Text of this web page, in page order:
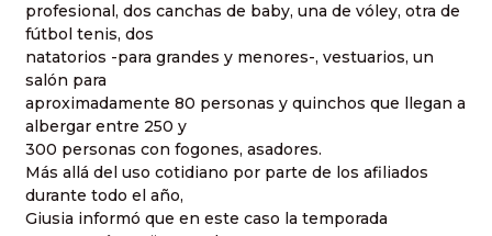
profesional, dos canchas de baby, una de vóley, otra de
fútbol tenis, dos
natatorios -para grandes y menores-, vestuarios, un
salón para
aproximadamente 80 personas y quinchos que llegan a
albergar entre 250 y
300 personas con fogones, asadores.
Más allá del uso cotidiano por parte de los afiliados
durante todo el año,
Giusia informó que en este caso la temporada